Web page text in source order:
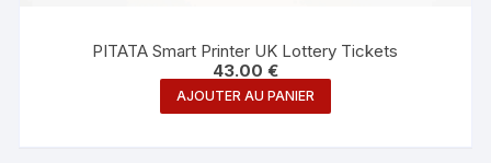
PITATA Smart Printer UK Lottery Tickets
43.00 €
AJOUTER AU PANIER